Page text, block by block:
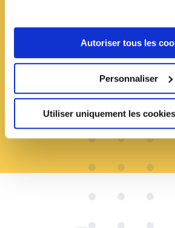
Autoriser tous les
Personnaliser
Utiliser uniquement les
END OF
Save 30% or More
of Items
SHOP DIVI